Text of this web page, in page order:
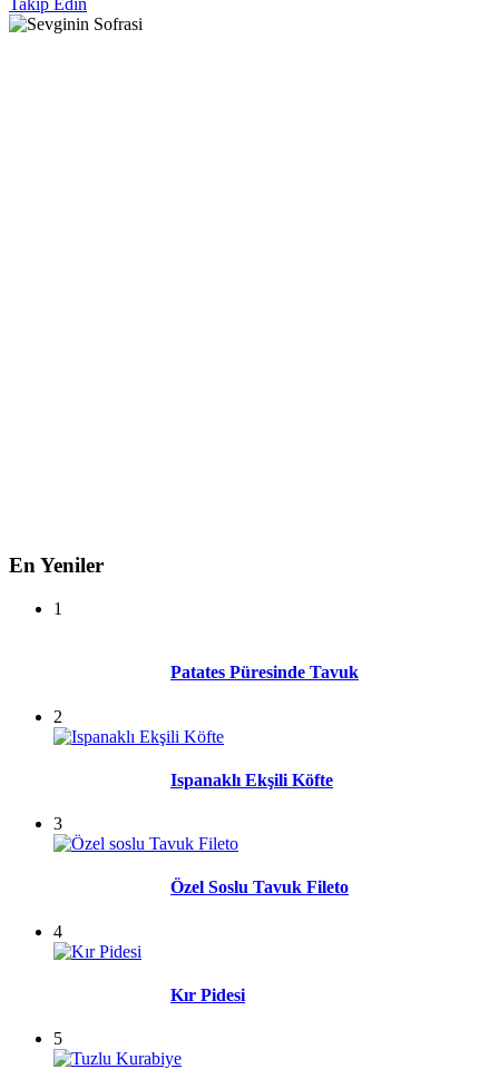
En Yeniler
1
Patates Püresinde Tavuk
2
Ispanaklı Ekşili Köfte
3
Özel Soslu Tavuk Fileto
4
Kır Pidesi
5